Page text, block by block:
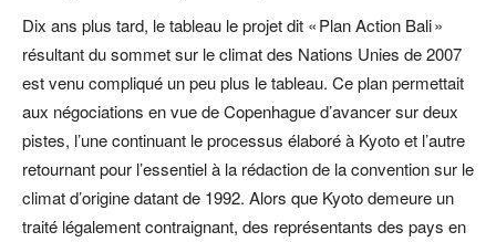
Dix ans plus tard, le tableau le projet dit « Plan Action Bali »
résultant du sommet sur le climat des Nations Unies de 2007
est venu compliqué un peu plus le tableau. Ce plan permettait
aux négociations en vue de Copenhague d’avancer sur deux
pistes, l’une continuant le processus élaboré à Kyoto et l’autre
retournant pour l’essentiel à la rédaction de la convention sur le
climat d’origine datant de 1992. Alors que Kyoto demeure un
traité légalement contraignant, des représentants des pays en